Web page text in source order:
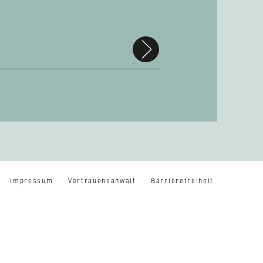
suchen
Impressum Vertrauensanwalt Barrierefreiheit